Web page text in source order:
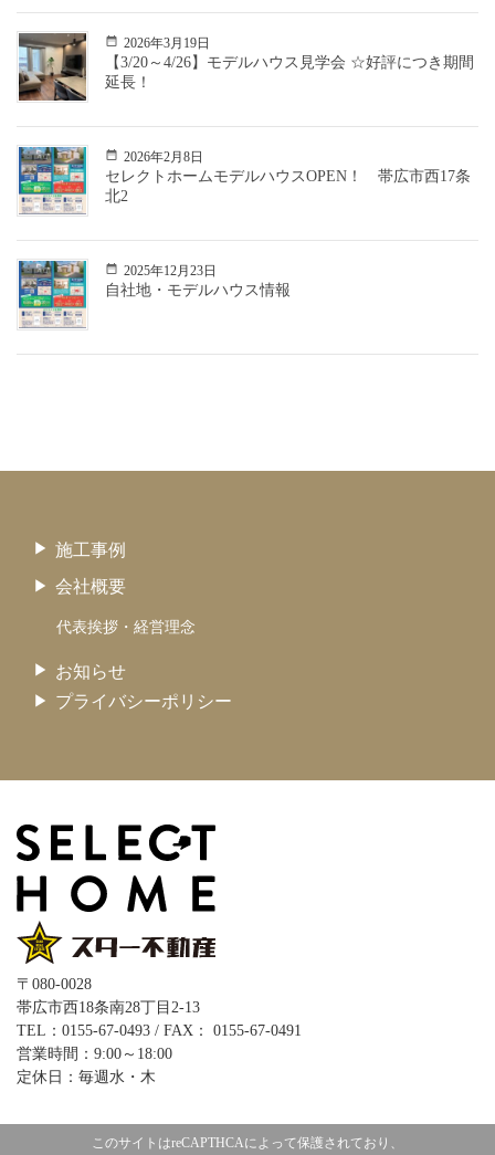
2026年3月19日
【3/20～4/26】モデルハウス見学会 ☆好評につき期間
延長！
2026年2月8日
セレクトホームモデルハウスOPEN！ 帯広市西17条
北2
2025年12月23日
自社地・モデルハウス情報
施工事例
会社概要
代表挨拶・経営理念
お知らせ
プライバシーポリシー
〒080-0028
帯広市西18条南28丁目2-13
TEL：0155-67-0493 / FAX： 0155-67-0491
営業時間：9:00～18:00
定休日：毎週水・木
このサイトはreCAPTHCAによって保護されており、